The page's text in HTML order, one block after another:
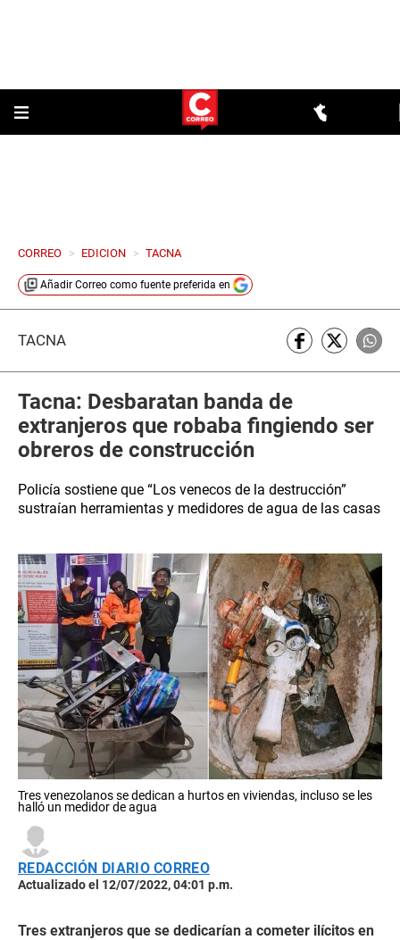
CORREO > EDICION > TACNA
Añadir Correo como fuente preferida en
TACNA
Tacna: Desbaratan banda de
extranjeros que robaba fingiendo ser
obreros de construcción
Policía sostiene que “Los venecos de la destrucción”
sustraían herramientas y medidores de agua de las casas
Tres venezolanos se dedican a hurtos en viviendas, incluso se les
halló un medidor de agua
REDACCIÓN DIARIO CORREO
Actualizado el 12/07/2022, 04:01 p.m.
Tres extranjeros que se dedicarían a cometer ilícitos en